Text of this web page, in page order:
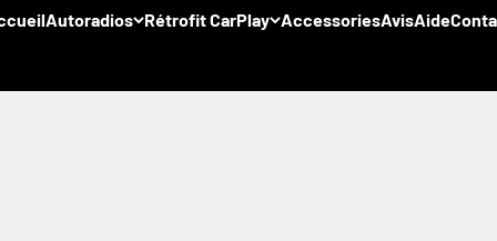
Autoradios Rétrofit CarPlay AccessoriesAvisAide
en une expérience connectée et fluide. Accédez à